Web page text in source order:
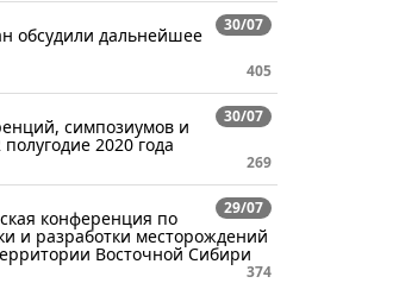
30/07
обсудили дальнейшее
405
30/07
симпозиумов и
2020 года
269
29/07
конференция по
и разработки месторождений
Восточной Сибири
374